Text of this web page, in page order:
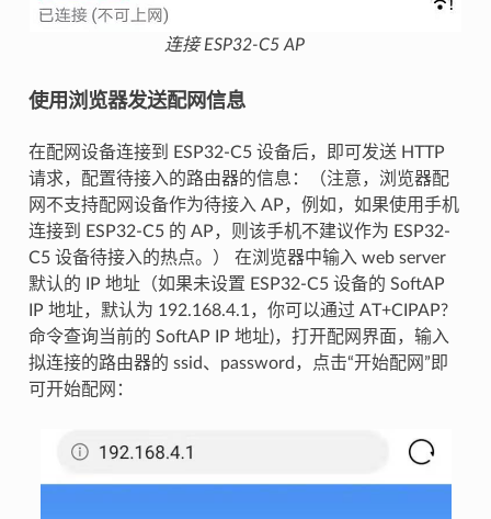
连接 ESP32-C5 AP
使用浏览器发送配网信息
在配网设备连接到 ESP32-C5 设备后，即可发送 HTTP
请求，配置待接入的路由器的信息：（注意，浏览器配
网不支持配网设备作为待接入 AP，例如，如果使用手机
连接到 ESP32-C5 的 AP，则该手机不建议作为 ESP32-
C5 设备待接入的热点。） 在浏览器中输入 web server
默认的 IP 地址（如果未设置 ESP32-C5 设备的 SoftAP
IP 地址，默认为 192.168.4.1，你可以通过 AT+CIPAP?
命令查询当前的 SoftAP IP 地址)，打开配网界面，输入
拟连接的路由器的 ssid、password，点击“开始配网”即
可开始配网：